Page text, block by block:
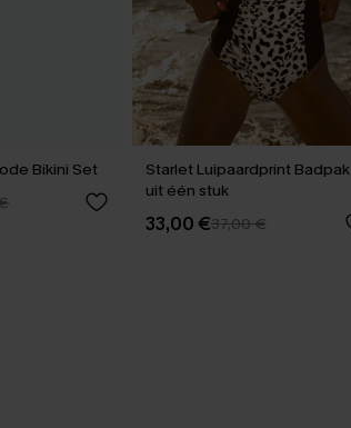
Bikini Set
Starlet Luipaardprint Badpak
uit één stuk
33,00 €37,00 €